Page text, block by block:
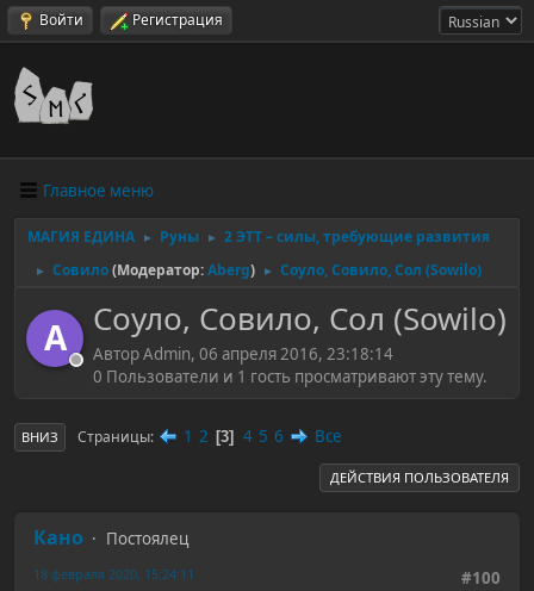
Войти Регистрация
Главное меню
МАГИЯ ЕДИНА ► Руны ► 2 ЭТТ – силы, требующие развития
► Совило(Модератор:Aberg) ► Соуло, Совило, Сол (Sowilo)
A Соуло, Совило, Сол (Sowilo)
Автор Admin, 06 апреля 2016, 23:18:14
0 Пользователи и 1 гость просматривают эту тему.
ВНИЗ Страницы 1 2 3 4 5 6 Все
ДЕЙСТВИЯ ПОЛЬЗОВАТЕЛЯ
Кано
Постоялец
#100
18 февраля 2020, 15:24:11